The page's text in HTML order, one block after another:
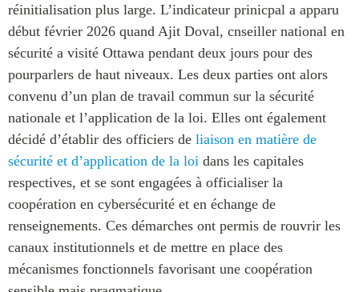
CPTPP Portal
Grants
Authors
PROGRAMS
Indo-Pacific Initiative
Dialogues & Roundtables
Canada-Indo-Pacific
Critical Minerals Hub
Education Programs
Women’s Business Missions
APEC-Canada Growing
Dispatches
Reports & Policy Briefs
Strategic Reflections
Case Studies
Surveys
Special Series
Spotlights
OUR WEBSITE
NETWORK
Asia Pacific Curriculum
réinitialisation plus large. L’indicateur prinicpal a apparu
début février 2026 quand Ajit Doval, cnseiller national en
sécurité a visité Ottawa pendant deux jours pour des
pourparlers de haut niveaux. Les deux parties ont alors
convenu d’un plan de travail commun sur la sécurité
nationale et l’application de la loi. Elles ont également
décidé d’établir des officiers de liaison en matière de
sécurité et d’application de la loi dans les capitales
respectives, et se sont engagées à officialiser la
coopération en cybersécurité et en échange de
renseignements. Ces démarches ont permis de rouvrir les
canaux institutionnels et de mettre en place des
mécanismes fonctionnels favorisant une coopération